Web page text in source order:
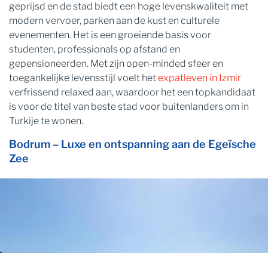
geprijsd en de stad biedt een hoge levenskwaliteit met
modern vervoer, parken aan de kust en culturele
evenementen. Het is een groeiende basis voor
studenten, professionals op afstand en
gepensioneerden. Met zijn open-minded sfeer en
toegankelijke levensstijl voelt hetexpatleven in Izmir
verfrissend relaxed aan, waardoor het een topkandidaat
is voor de titel van beste stad voor buitenlanders om in
Turkije te wonen.
Bodrum – Luxe en ontspanning aan de Egeïsche
Zee